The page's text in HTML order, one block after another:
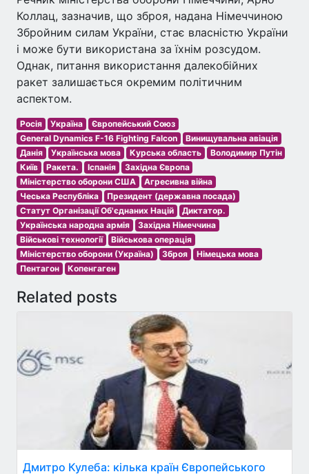
Коллац, зазначив, що зброя, надана Німеччиною
Збройним силам України, стає власністю України
і може бути використана за їхнім розсудом.
Однак, питання використання далекобійних
ракет залишається окремим політичним
аспектом.
Росія Україна
Європейський Союз
General Dynamics F-16 Fighting Falcon
Винищувальна авіація
Данія
Українська мова Курська область
Володимир Путін
Київ
Ракета. Іспанія
Західна Європа
Міністерство оборони США
Агресивна війна
Чеська Республіка
Президент (державна посада)
Статут Організації Об'єднаних Націй
Диктатор.
Українська народна армія
Західна Німеччина
Військові технології
Військова операція
Міністерство оборони (Україна)
Зброя
Німецька мова
Пентагон
Копенгаген
Related posts
Дмитро Кулеба: кілька країн Європейського